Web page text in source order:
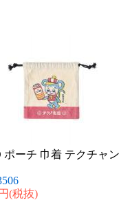
ポーチ 巾着 テクチャン
(税抜)